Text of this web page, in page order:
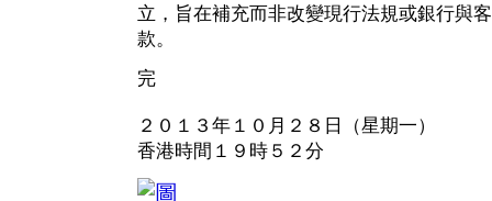
立，旨在補充而非改變現行法規或銀行與
款。
完
２０１３年１０月２８日（星期一）
香港時間１９時５２分